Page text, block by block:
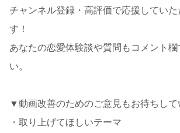
チャンネル登録・高評価で応援してい
す！
あなたの恋愛体験談や質問もコメント欄
い。
▼動画改善のためのご意見もお待ちして
・取り上げてほしいテーマ